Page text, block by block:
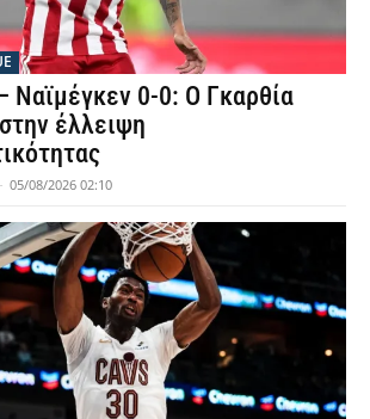
Ναϊμέγκεν 0-0: Ο Γκαρθία
έλλειψη
- 05/08/2026 02:10